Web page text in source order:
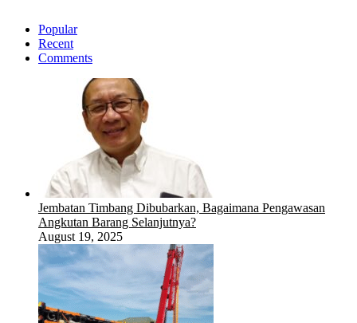
Popular
Recent
Comments
Jembatan Timbang Dibubarkan, Bagaimana Pengawasan
Angkutan Barang Selanjutnya?
August 19, 2025